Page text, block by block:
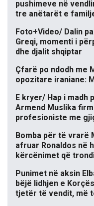
pushimeve në
tre anëtarët e
Foto+Video/ Dalin
Greqi, momenti i
dhe djalit shqiptar
Çfarë po ndodh me
opozitare iraniane:
E kryer/ Hap i
Armend Muslika
profesioniste me
Bomba për të vrarë
afruar Ronaldos në
kërcënimet që
Punimet në aksin
bëjë lidhjen e
tjetër të vendit, më